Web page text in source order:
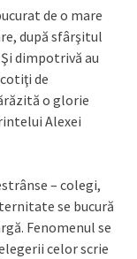
de o mare
după sfârşitul
dimpotrivă au
de
o glorie
Alexei
– colegi,
se bucură
Fenomenul se
celor scrie